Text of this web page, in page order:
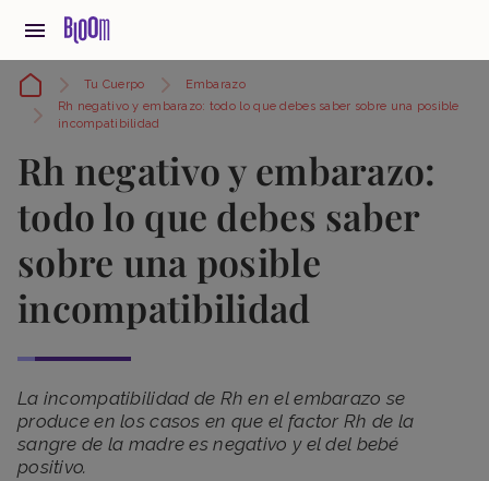
Tu Cuerpo
Embarazo
Rh negativo y embarazo: todo lo que debes saber sobre una posible
incompatibilidad
Rh negativo y embarazo:
todo lo que debes saber
sobre una posible
incompatibilidad
La incompatibilidad de Rh en el embarazo se
produce en los casos en que el factor Rh de la
sangre de la madre es negativo y el del bebé
positivo.